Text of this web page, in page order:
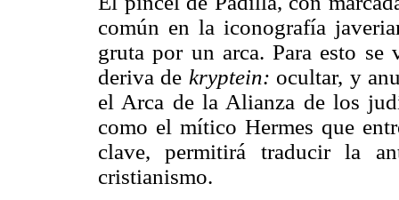
común en la iconografía
gruta por un arca. Para esto
deriva de kryptein: ocultar, y
el Arca de la Alianza de los
como el mítico Hermes que
clave, permitirá traducir la
cristianismo.